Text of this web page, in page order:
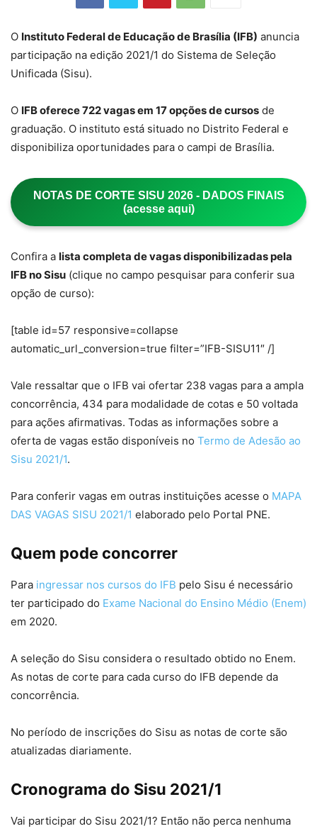
O Instituto Federal de Educação de Brasília (IFB) anuncia
participação na edição 2021/1 do Sistema de Seleção
Unificada (Sisu).
O IFB oferece 722 vagas em 17 opções de cursos de
graduação. O instituto está situado no Distrito Federal e
disponibiliza oportunidades para o campi de Brasília.
NOTAS DE CORTE SISU 2026 - DADOS FINAIS
(acesse aqui)
Confira a lista completa de vagas disponibilizadas pela
IFB no Sisu (clique no campo pesquisar para conferir sua
opção de curso):
[table id=57 responsive=collapse
automatic_url_conversion=true filter=”IFB-SISU11″ /]
Vale ressaltar que o IFB vai ofertar 238 vagas para a ampla
concorrência, 434 para modalidade de cotas e 50 voltada
para ações afirmativas. Todas as informações sobre a
oferta de vagas estão disponíveis no Termo de Adesão ao
Sisu 2021/1.
Para conferir vagas em outras instituições acesse o MAPA
DAS VAGAS SISU 2021/1 elaborado pelo Portal PNE.
Quem pode concorrer
Para ingressar nos cursos do IFB pelo Sisu é necessário
ter participado do Exame Nacional do Ensino Médio (Enem)
em 2020.
A seleção do Sisu considera o resultado obtido no Enem.
As notas de corte para cada curso do IFB depende da
concorrência.
No período de inscrições do Sisu as notas de corte são
atualizadas diariamente.
Cronograma do Sisu 2021/1
Vai participar do Sisu 2021/1? Então não perca nenhuma